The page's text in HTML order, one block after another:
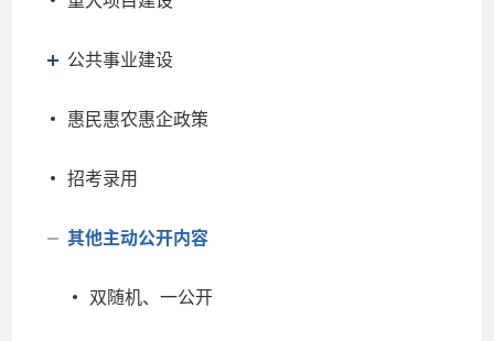
公共事业建设
惠民惠农惠企政策
招考录用
其他主动公开内容
双随机、一公开